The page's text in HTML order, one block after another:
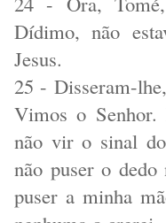
Dídimo, não
Jesus.
25 - Disseram-
Vimos o Senhor.
não vir o sinal
não puser o
puser a minha